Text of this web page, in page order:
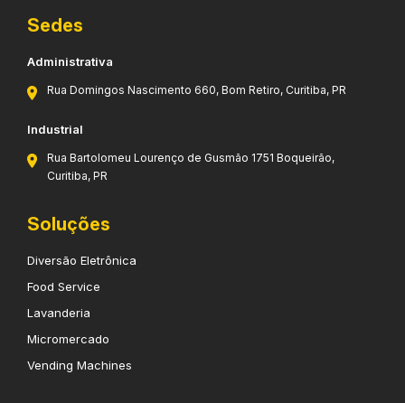
Sedes
Administrativa
Rua Domingos Nascimento 660, Bom Retiro, Curitiba, PR
Industrial
Rua Bartolomeu Lourenço de Gusmão 1751 Boqueirão,
Curitiba, PR
Soluções
Diversão Eletrônica
Food Service
Lavanderia
Micromercado
Vending Machines